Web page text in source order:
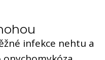
infekce nehtu a